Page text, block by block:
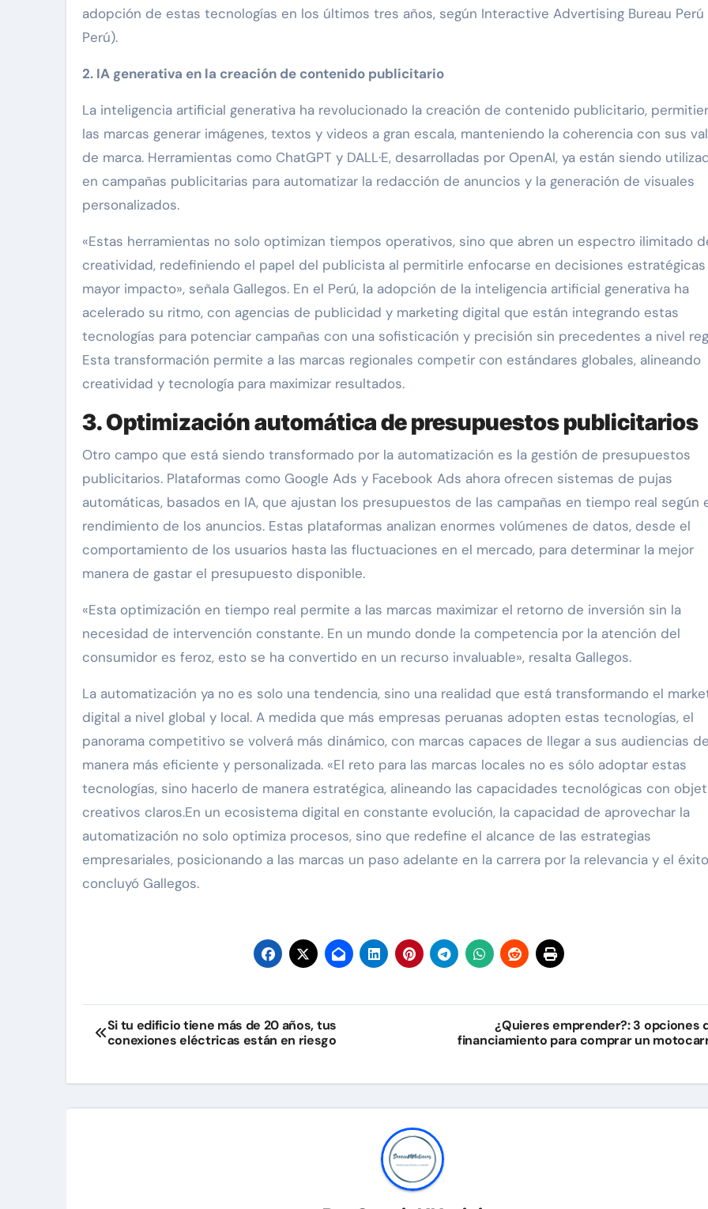
adopción de estas tecnologías en los últimos tres años, según Interactive Advertising Bureau Perú
Perú).
2. IA generativa en la creación de contenido publicitario
La inteligencia artificial generativa ha revolucionado la creación de contenido publicitario,
las marcas generar imágenes, textos y videos a gran escala, manteniendo la coherencia con sus
de marca. Herramientas como ChatGPT y DALL·E, desarrolladas por OpenAI, ya están siendo
en campañas publicitarias para automatizar la redacción de anuncios y la generación de visuales
personalizados.
«Estas herramientas no solo optimizan tiempos operativos, sino que abren un espectro ilimitado
creatividad, redefiniendo el papel del publicista al permitirle enfocarse en decisiones
mayor impacto», señala Gallegos. En el Perú, la adopción de la inteligencia artificial generativa ha
acelerado su ritmo, con agencias de publicidad y marketing digital que están integrando estas
tecnologías para potenciar campañas con una sofisticación y precisión sin precedentes a nivel
Esta transformación permite a las marcas regionales competir con estándares globales, alineando
creatividad y tecnología para maximizar resultados.
3. Optimización automática de presupuestos publicitarios
Otro campo que está siendo transformado por la automatización es la gestión de presupuestos
publicitarios. Plataformas como Google Ads y Facebook Ads ahora ofrecen sistemas de pujas
automáticas, basados en IA, que ajustan los presupuestos de las campañas en tiempo real según
rendimiento de los anuncios. Estas plataformas analizan enormes volúmenes de datos, desde el
comportamiento de los usuarios hasta las fluctuaciones en el mercado, para determinar la mejor
manera de gastar el presupuesto disponible.
«Esta optimización en tiempo real permite a las marcas maximizar el retorno de inversión sin la
necesidad de intervención constante. En un mundo donde la competencia por la atención del
consumidor es feroz, esto se ha convertido en un recurso invaluable», resalta Gallegos.
La automatización ya no es solo una tendencia, sino una realidad que está transformando el
digital a nivel global y local. A medida que más empresas peruanas adopten estas tecnologías, el
panorama competitivo se volverá más dinámico, con marcas capaces de llegar a sus audiencias de
manera más eficiente y personalizada. «El reto para las marcas locales no es sólo adoptar estas
tecnologías, sino hacerlo de manera estratégica, alineando las capacidades tecnológicas con
creativos claros.En un ecosistema digital en constante evolución, la capacidad de aprovechar la
automatización no solo optimiza procesos, sino que redefine el alcance de las estrategias
empresariales, posicionando a las marcas un paso adelante en la carrera por la relevancia y el
concluyó Gallegos.
Navegación
de
entradas
Si tu edificio tiene más de 20 años, tus
conexiones eléctricas están en riesgo
¿Quieres emprender?: 3 opciones
financiamiento para comprar un